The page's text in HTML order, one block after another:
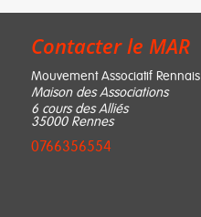
Contacter le MAR
Mouvement Associatif Rennais
Maison des Associations
6 cours des Alliés
35000 Rennes
0766356554‬